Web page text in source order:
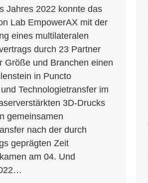
Jahres 2022 konnte das
Lab EmpowerAX mit der
eines multilateralen
durch 23 Partner
Größe und Branchen einen
in Puncto
Technologietransfer im
3D-Drucks
gemeinsamen
nach der durch
geprägten Zeit
am 04. Und